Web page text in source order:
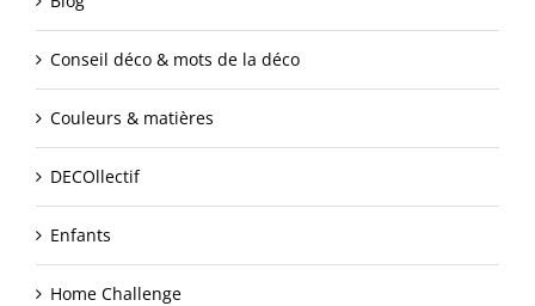
Conseil déco & mots de la déco
Couleurs & matières
DECOllectif
Enfants
Home Challenge